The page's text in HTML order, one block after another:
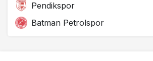
Pendikspor
Batman Petrolspor